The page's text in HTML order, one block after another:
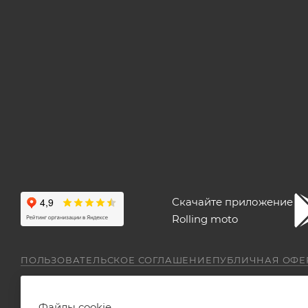
Скачайте приложение
Rolling moto
ПОЛЬЗОВАТЕЛЬСКОЕ СОГЛАШЕНИЕПУБЛИЧНАЯ